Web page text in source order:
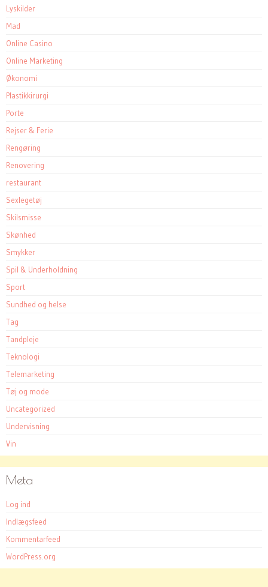
Lyskilder
Mad
Online Casino
Online Marketing
Økonomi
Plastikkirurgi
Porte
Rejser & Ferie
Rengøring
Renovering
restaurant
Sexlegetøj
Skilsmisse
Skønhed
Smykker
Spil & Underholdning
Sport
Sundhed og helse
Tag
Tandpleje
Teknologi
Telemarketing
Tøj og mode
Uncategorized
Undervisning
Vin
Meta
Log ind
Indlægsfeed
Kommentarfeed
WordPress.org